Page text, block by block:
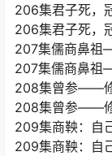
206集君子死
206集君子死
207集儒商鼻
207集儒商鼻
208集曾参——
208集曾参——
209集商鞅：自
209集商鞅：自